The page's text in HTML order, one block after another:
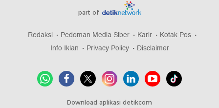
part of
Redaksi Pedoman Media Siber Karir
Kotak Pos
Info Iklan
Privacy Policy Disclaimer
Download aplikasi detikcom